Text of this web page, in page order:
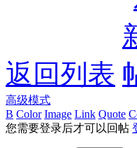
返回列表
高级模式
B Color Image Link Quote
您需要登录后才可以回帖